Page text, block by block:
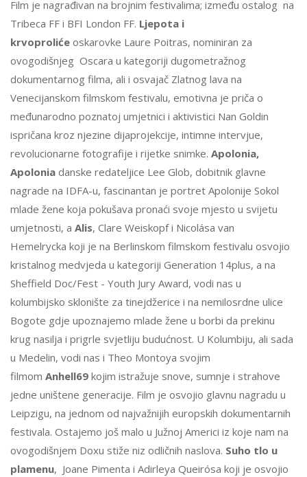
Film je nagrađivan na brojnim festivalima; između ostalog na
Tribeca FF i BFI London FF. Ljepota i
krvoproliće oskarovke Laure Poitras, nominiran za
ovogodišnjeg Oscara u kategoriji dugometražnog
dokumentarnog filma, ali i osvajač Zlatnog lava na
Venecijanskom filmskom festivalu, emotivna je priča o
međunarodno poznatoj umjetnici i aktivistici Nan Goldin
ispričana kroz njezine dijaprojekcije, intimne intervjue,
revolucionarne fotografije i rijetke snimke. Apolonia,
Apolonia danske redateljice Lee Glob, dobitnik glavne
nagrade na IDFA-u, fascinantan je portret Apolonije Sokol
mlade žene koja pokušava pronaći svoje mjesto u svijetu
umjetnosti, a Alis, Clare Weiskopf i Nicolása van
Hemelrycka koji je na Berlinskom filmskom festivalu osvojio
kristalnog medvjeda u kategoriji Generation 14plus, a na
Sheffield Doc/Fest - Youth Jury Award, vodi nas u
kolumbijsko sklonište za tinejdžerice i na nemilosrdne ulice
Bogote gdje upoznajemo mlade žene u borbi da prekinu
krug nasilja i prigrle svjetliju budućnost. U Kolumbiju, ali sada
u Medelin, vodi nas i Theo Montoya svojim
filmom Anhell69 kojim istražuje snove, sumnje i strahove
jedne uništene generacije. Film je osvojio glavnu nagradu u
Leipzigu, na jednom od najvažnijih europskih dokumentarnih
festivala. Ostajemo još malo u Južnoj Americi iz koje nam na
ovogodišnjem Doxu stiže niz odličnih naslova. Suho tlo u
plamenu, Joane Pimenta i Adirleya Queirósa koji je osvojio